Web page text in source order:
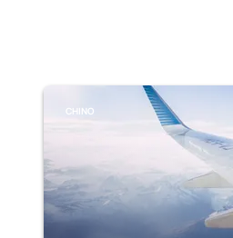
CHINO